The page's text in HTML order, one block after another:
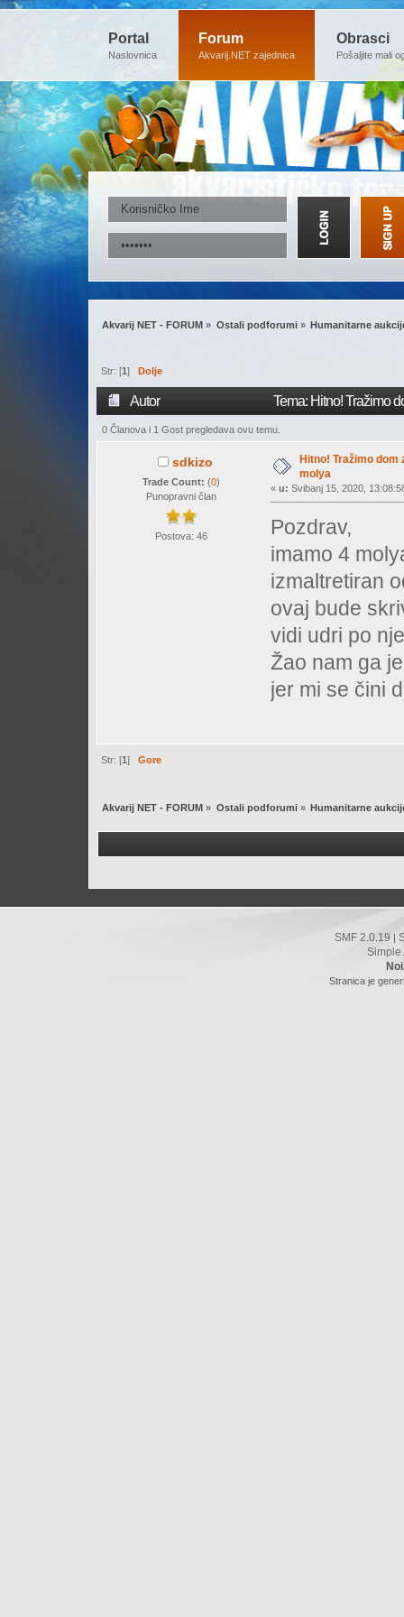
Portal
Naslovnica
Forum
Akvarij.NET zajednica
Obrasci
Pošaljite mali
Akvarij NET - FORUM » Ostali podforumi» Humanitarne
Str: [1] Dolje
Autor Tema: Hitno! Tražimo
0 Članova i 1 Gost pregledava ovu temu.
sdkizo
Trade Count: (0)
Punopravni član
Postova: 46
Hitno! Tražimo dom
molya
« u: Svibanj 15, 2020,
Pozdrav,
imamo 4
izmaltretiran
ovaj bude
vidi udri po
Žao nam ga
jer mi se čini
Str: [1]Gore
Akvarij NET - FORUM » Ostali podforumi» Humanitarne
SMF 2.0.19
Simple
Stranica je